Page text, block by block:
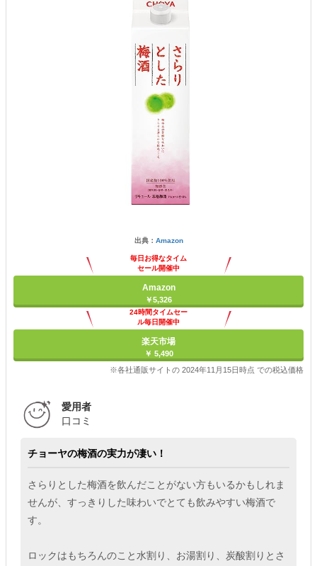
出典： Amazon
毎日お得なタイム
セール開催中
Amazon
￥5,326
24時間タイムセー
ル毎日開催中
楽天市場
￥ 5,490
※各社通販サイトの 2024年11月15日時点 での税込価格
愛用者
口コミ
チョーヤの梅酒の実力が凄い！
さらりとした梅酒を飲んだことがない方もいるかもしれま
せんが、すっきりした味わいでとても飲みやすい梅酒で
す。
ロックはもちろんのこと水割り、お湯割り、炭酸割りとさ